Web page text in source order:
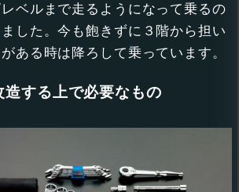
ベルまで走るようになって乗るの
した。今も飽きずに３階から担い
ある時は降ろして乗っています。
造する上で必要なもの